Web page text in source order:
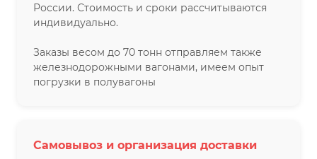
России. Стоимость и сроки рассчитываются
индивидуально.
Заказы весом до 70 тонн отправляем также
железнодорожными вагонами, имеем опыт
погрузки в полувагоны
Самовывоз и организация доставки